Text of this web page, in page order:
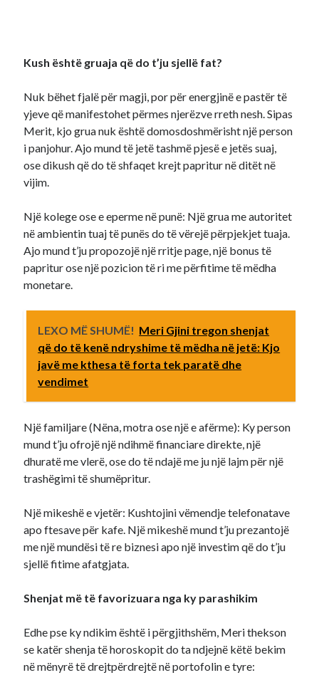
Kush është gruaja që do t’ju sjellë fat?
Nuk bëhet fjalë për magji, por për energjinë e pastër të
yjeve që manifestohet përmes njerëzve rreth nesh. Sipas
Merit, kjo grua nuk është domosdoshmërisht një person
i panjohur. Ajo mund të jetë tashmë pjesë e jetës suaj,
ose dikush që do të shfaqet krejt papritur në ditët në
vijim.
Një kolege ose e eperme në punë: Një grua me autoritet
në ambientin tuaj të punës do të vërejë përpjekjet tuaja.
Ajo mund t’ju propozojë një rritje page, një bonus të
papritur ose një pozicion të ri me përfitime të mëdha
monetare.
LEXO MË SHUMË! Meri Gjini tregon shenjat
që do të kenë ndryshime të mëdha në jetë: Kjo
javë me kthesa të forta tek paratë dhe
vendimet
Një familjare (Nëna, motra ose një e afërme): Ky person
mund t’ju ofrojë një ndihmë financiare direkte, një
dhuratë me vlerë, ose do të ndajë me ju një lajm për një
trashëgimi të shumëpritur.
Një mikeshë e vjetër: Kushtojini vëmendje telefonatave
apo ftesave për kafe. Një mikeshë mund t’ju prezantojë
me një mundësi të re biznesi apo një investim që do t’ju
sjellë fitime afatgjata.
Shenjat më të favorizuara nga ky parashikim
Edhe pse ky ndikim është i përgjithshëm, Meri thekson
se katër shenja të horoskopit do ta ndjejnë këtë bekim
në mënyrë të drejtpërdrejtë në portofolin e tyre: